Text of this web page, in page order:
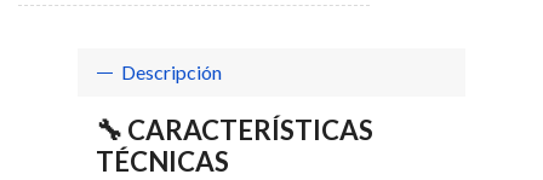
Descripción
🔧 CARACTERÍSTICAS
TÉCNICAS